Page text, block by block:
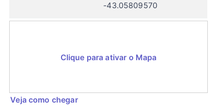
-43.05809570
Clique para ativar o Mapa
Veja como chegar